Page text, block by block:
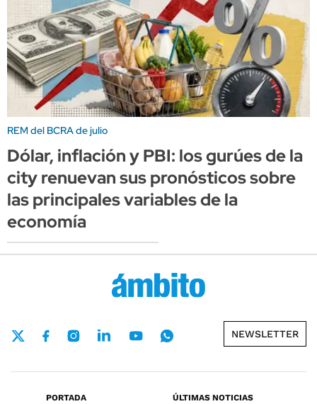
REM del BCRA de julio
Dólar, inflación y PBI: los gurúes de la
city renuevan sus pronósticos sobre
las principales variables de la
economía
NEWSLETTER
PORTADA
ÚLTIMAS NOTICIAS